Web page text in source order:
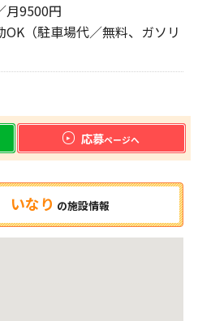
9500円
（駐車場代／無料、ガソリ
応募ページへ
いなり の施設情報